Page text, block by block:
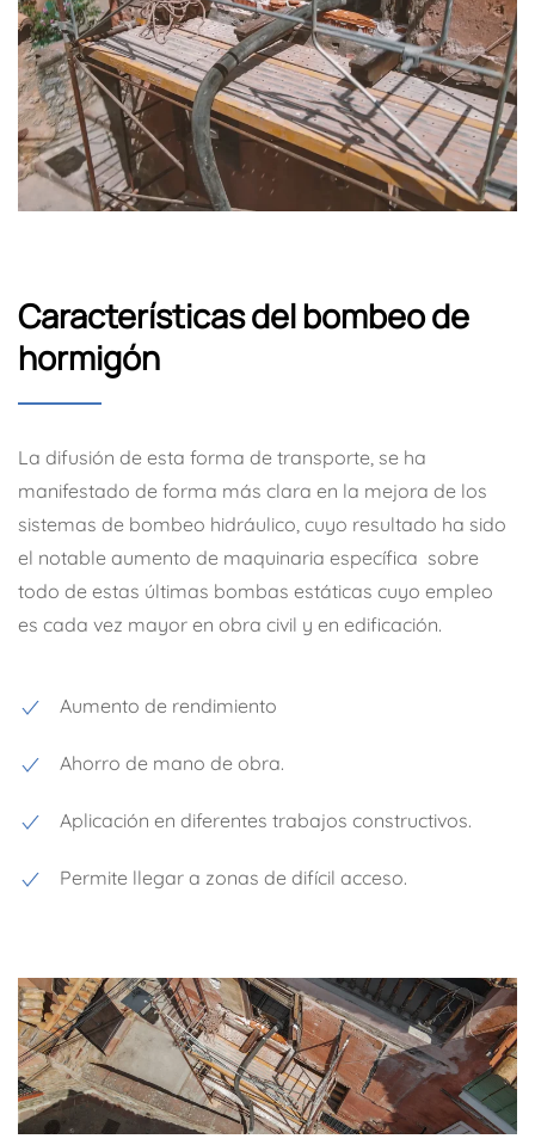
Características del bombeo de
hormigón
La difusión de esta forma de transporte, se ha
manifestado de forma más clara en la mejora de los
sistemas de bombeo hidráulico, cuyo resultado ha sido
el notable aumento de maquinaria específica sobre
todo de estas últimas bombas estáticas cuyo empleo
es cada vez mayor en obra civil y en edificación.
Aumento de rendimiento
Ahorro de mano de obra.
Aplicación en diferentes trabajos constructivos.
Permite llegar a zonas de difícil acceso.